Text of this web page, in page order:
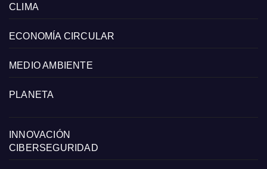
CLIMA
ECONOMÍA CIRCULAR
MEDIO AMBIENTE
PLANETA
INNOVACIÓN
CIBERSEGURIDAD